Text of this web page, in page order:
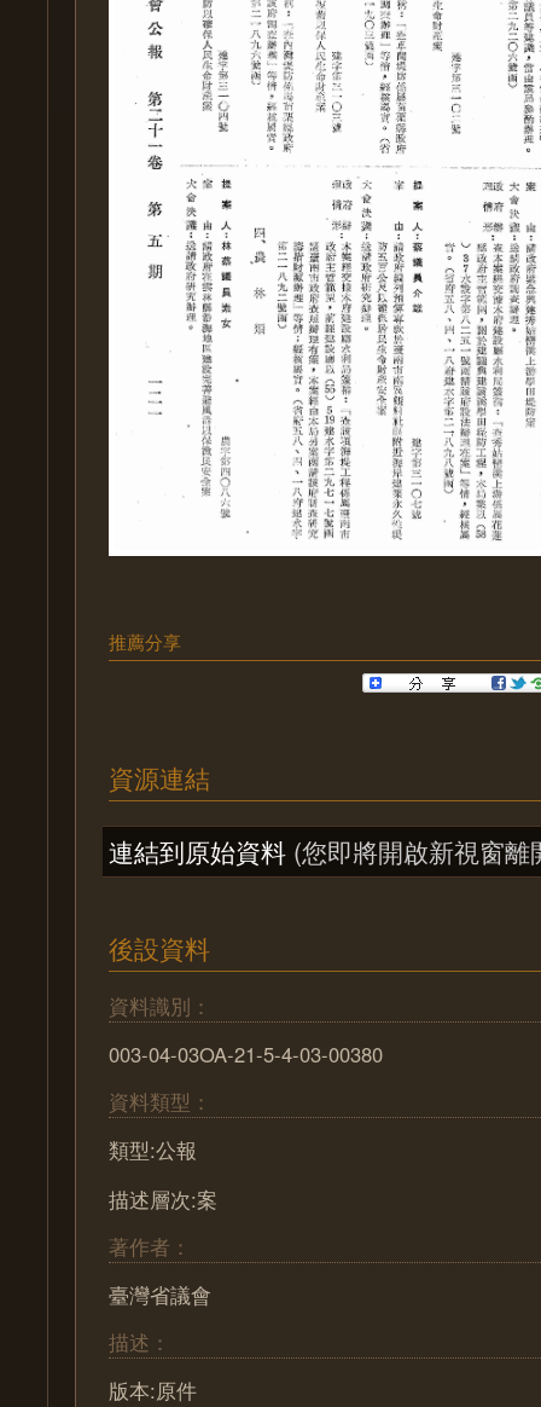
推薦分享
資源連結
連結到原始資料 (您即將開啟新視窗離
後設資料
資料識別：
003-04-03OA-21-5-4-03-00380
資料類型：
類型:公報
描述層次:案
著作者：
臺灣省議會
描述：
版本:原件